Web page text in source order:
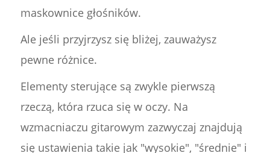
maskownice głośników.
Ale jeśli przyjrzysz się bliżej, zauważysz
pewne różnice.
Elementy sterujące są zwykle pierwszą
rzeczą, która rzuca się w oczy. Na
wzmacniaczu gitarowym zazwyczaj znajdują
się ustawienia takie jak "wysokie", "średnie" i